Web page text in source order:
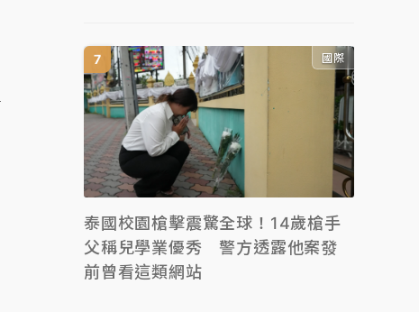
國際
泰國校園槍擊震驚全球！14歲槍手
父稱兒學業優秀 警方透露他案發
前曾看這類網站